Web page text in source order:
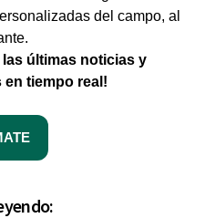
del campo, al
las últimas noticias y
tiempo real!